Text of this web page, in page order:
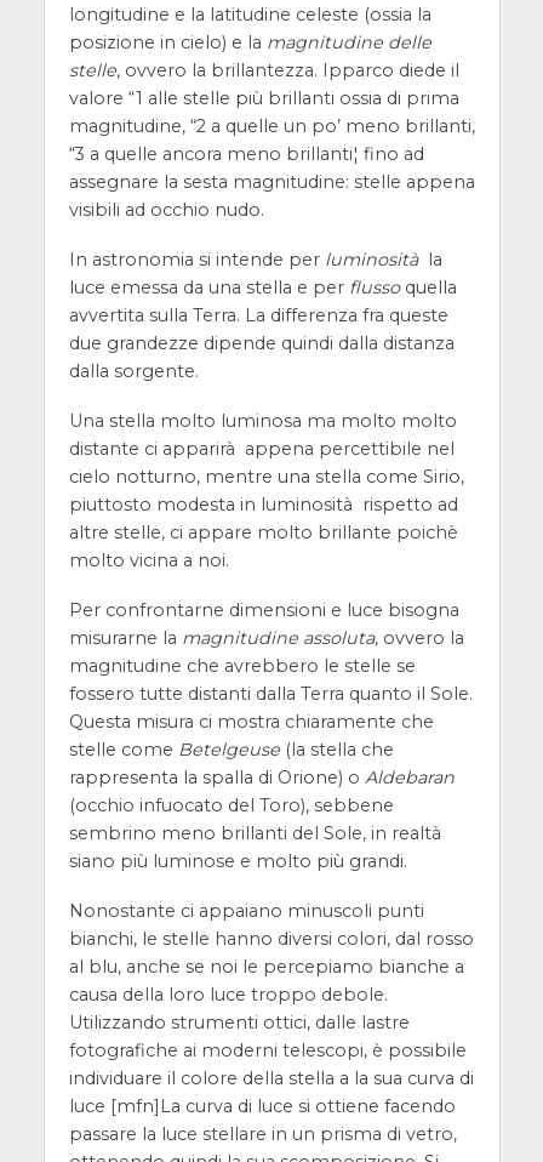
longitudine e la latitudine celeste (ossia la
posizione in cielo) e la magnitudine delle
stelle, ovvero la brillantezza. Ipparco diede il
valore “1 alle stelle più brillanti ossia di prima
magnitudine, “2 a quelle un po’ meno brillanti,
“3 a quelle ancora meno brillanti¦ fino ad
assegnare la sesta magnitudine: stelle appena
visibili ad occhio nudo.
In astronomia si intende per luminosità
la
luce emessa da una stella e per flussoquella
avvertita sulla Terra. La differenza fra queste
due grandezze dipende quindi dalla distanza
dalla sorgente.
Una stella molto luminosa ma molto molto
distante ci apparirà appena percettibile nel
cielo notturno, mentre una stella come Sirio,
piuttosto modesta in luminosità rispetto ad
altre stelle, ci appare molto brillante poichè
molto vicina a noi.
Per confrontarne dimensioni e luce bisogna
misurarne la magnitudine assoluta, ovvero la
magnitudine che avrebbero le stelle se
fossero tutte distanti dalla Terra quanto il Sole.
Questa misura ci mostra chiaramente che
stelle come Betelgeuse(la stella che
rappresenta la spalla di Orione) o Aldebaran
(occhio infuocato del Toro), sebbene
sembrino meno brillanti del Sole, in realtà
siano più luminose e molto più grandi.
Nonostante ci appaiano minuscoli punti
bianchi, le stelle hanno diversi colori, dal rosso
al blu, anche se noi le percepiamo bianche a
causa della loro luce troppo debole.
Utilizzando strumenti ottici, dalle lastre
fotografiche ai moderni telescopi, è possibile
individuare il colore della stella a la sua curva di
luce [mfn]La curva di luce si ottiene facendo
passare la luce stellare in un prisma di vetro,